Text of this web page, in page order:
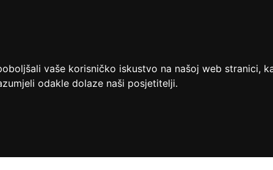
vaše korisničko iskustvo na našoj web stranici,
odakle dolaze naši posjetitelji.